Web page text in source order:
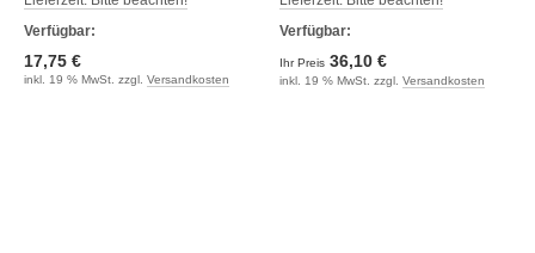
Verfügbar:
17,75 €
inkl. 19 % MwSt. zzgl. Versandkosten
Verfügbar:
Ihr Preis 36,10 €
inkl. 19 % MwSt. zzgl. Versandkosten